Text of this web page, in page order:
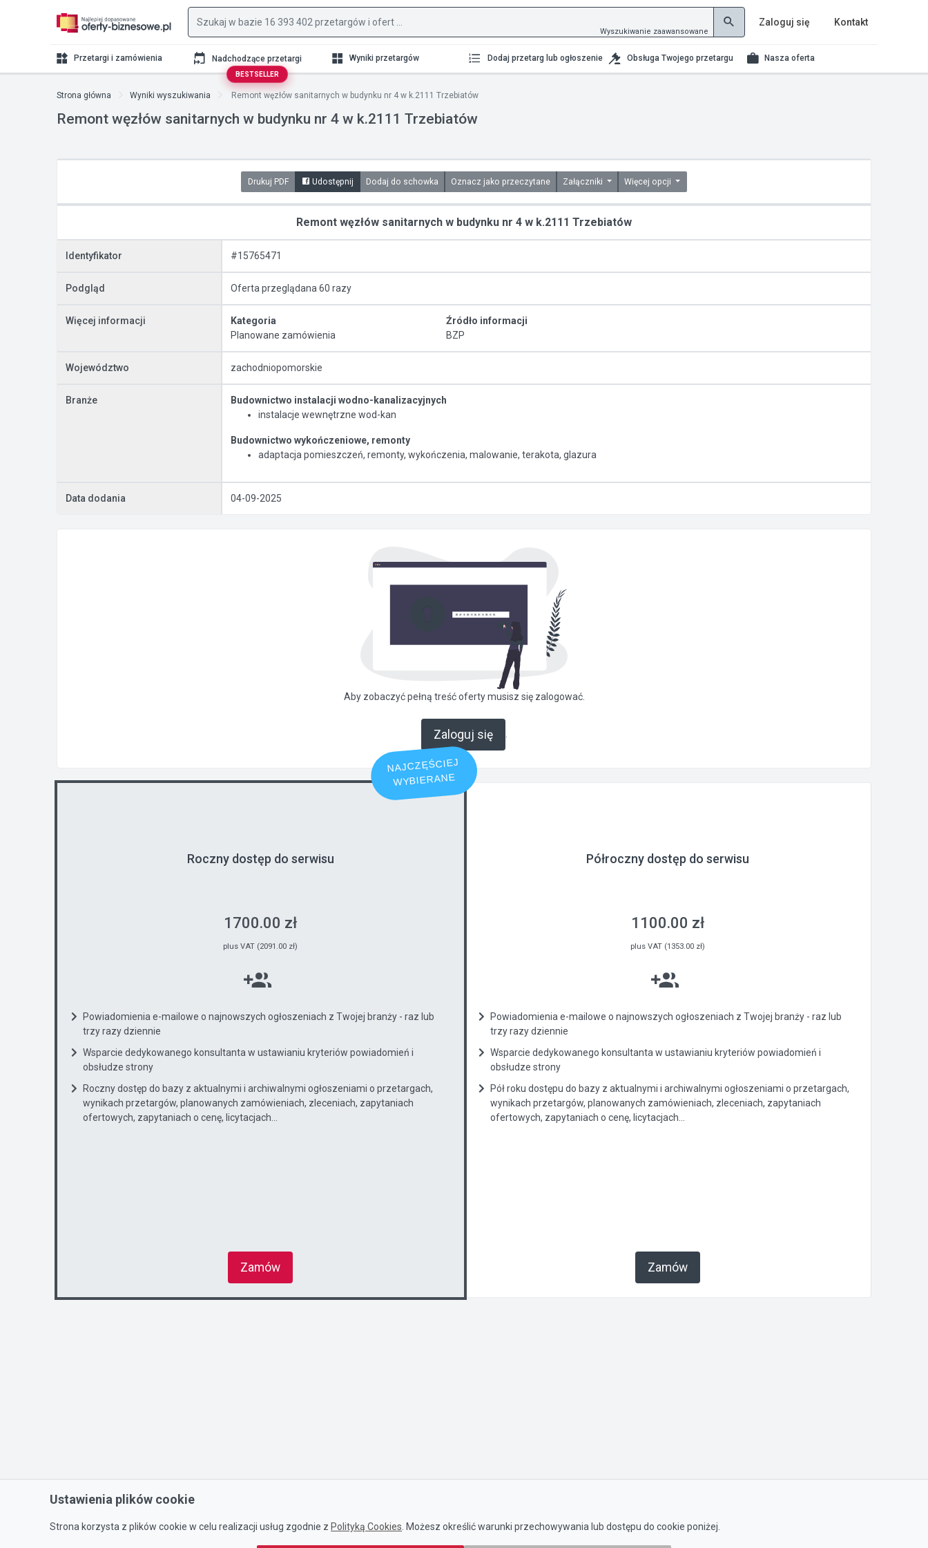
Wyszukiwanie zaawansowane
Zaloguj się Kontakt
Przetargi i zamówienia Nadchodzące przetargi
BESTSELLER
Wyniki przetargów Dodaj przetarg lub ogłoszenie Obsługa Twojego przetargu Nasza oferta
Strona główna Wyniki wyszukiwania Remont węzłów sanitarnych w budynku nr 4 w k.2111 Trzebiatów
Remont węzłów sanitarnych w budynku nr 4 w k.2111 Trzebiatów
Drukuj PDF Udostępnij Dodaj do schowka Oznacz jako przeczytane Załączniki Więcej opcji
Remont węzłów sanitarnych w budynku nr 4 w k.2111 Trzebiatów
Identyfikator #15765471
Podgląd Oferta przeglądana 60 razy
Więcej informacji
Kategoria
Planowane zamówienia
Źródło informacji
BZP
Województwo zachodniopomorskie
Branże
Budownictwo instalacji wodno-kanalizacyjnych
instalacje wewnętrzne wod-kan
Budownictwo wykończeniowe, remonty
adaptacja pomieszczeń, remonty, wykończenia, malowanie, terakota, glazura
Data dodania 04-09-2025
Aby zobaczyć pełną treść oferty musisz się zalogować.
Zaloguj się
NAJCZĘŚCIEJ
WYBIERANE
Roczny dostęp do serwisu
1700.00 zł
plus VAT (2091.00 zł)
Powiadomienia e-mailowe o najnowszych ogłoszeniach z Twojej branży - raz lub
trzy razy dziennie
Wsparcie dedykowanego konsultanta w ustawianiu kryteriów powiadomień i
obsłudze strony
Roczny dostęp do bazy z aktualnymi i archiwalnymi ogłoszeniami o przetargach,
wynikach przetargów, planowanych zamówieniach, zleceniach, zapytaniach
ofertowych, zapytaniach o cenę, licytacjach...
Zamów
Półroczny dostęp do serwisu
1100.00 zł
plus VAT (1353.00 zł)
Powiadomienia e-mailowe o najnowszych ogłoszeniach z Twojej branży - raz lub
trzy razy dziennie
Wsparcie dedykowanego konsultanta w ustawianiu kryteriów powiadomień i
obsłudze strony
Pół roku dostępu do bazy z aktualnymi i archiwalnymi ogłoszeniami o przetargach,
wynikach przetargów, planowanych zamówieniach, zleceniach, zapytaniach
ofertowych, zapytaniach o cenę, licytacjach...
Zamów
Ustawienia plików cookie
Strona korzysta z plików cookie w celu realizacji usług zgodnie z Polityką Cookies . Możesz określić warunki przechowywania lub dostępu do cookie poniżej.